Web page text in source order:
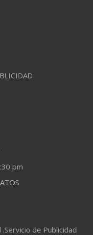
pm
de Publicidad